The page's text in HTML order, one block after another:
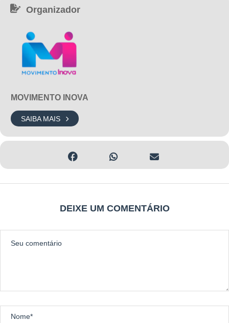
Organizador
MOVIMENTO INOVA
SAIBA MAIS
DEIXE UM COMENTÁRIO